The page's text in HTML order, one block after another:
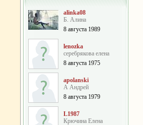
alinka08
Б. Алина
8 августа 1989
lenozka
серебрякова елена
8 августа 1975
apolanski
А Андрей
8 августа 1979
L1987
Крючина Елена